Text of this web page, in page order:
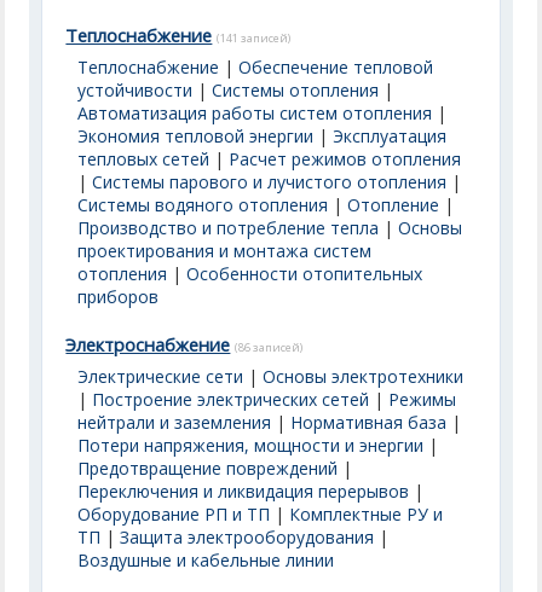
Теплоснабжение (141 записей)
Теплоснабжение |Обеспечение тепловой
устойчивости |Системы отопления |
Автоматизация работы систем отопления |
Экономия тепловой энергии |Эксплуатация
тепловых сетей | Расчет режимов отопления
|Системы парового и лучистого отопления |
Системы водяного отопления |Отопление |
Производство и потребление тепла |Основы
проектирования и монтажа систем
отопления |Особенности отопительных
приборов
Электроснабжение (86 записей)
Электрические сети |Основы электротехники
| Построение электрических сетей | Режимы
нейтрали и заземления | Нормативная база |
Потери напряжения, мощности и энергии |
Предотвращение повреждений |
Переключения и ликвидация перерывов |
Оборудование РП и ТП | Комплектные РУ и
ТП |Защита электрооборудования |
Воздушные и кабельные линии